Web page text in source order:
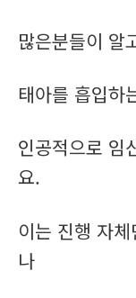
많은분들이 알
태아를 흡입하
인공적으로 임
요.
이는 진행 자
나